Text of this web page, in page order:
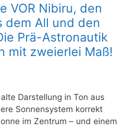
VOR Nibiru, den
dem All und den
Prä-Astronautik
mit zweierlei Maß!
Darstellung in Ton aus
Sonnensystem korrekt
im Zentrum – und einem